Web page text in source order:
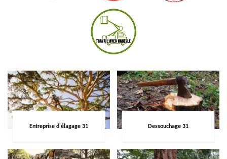
Entreprise d'élagage 31 Dessouchage 31